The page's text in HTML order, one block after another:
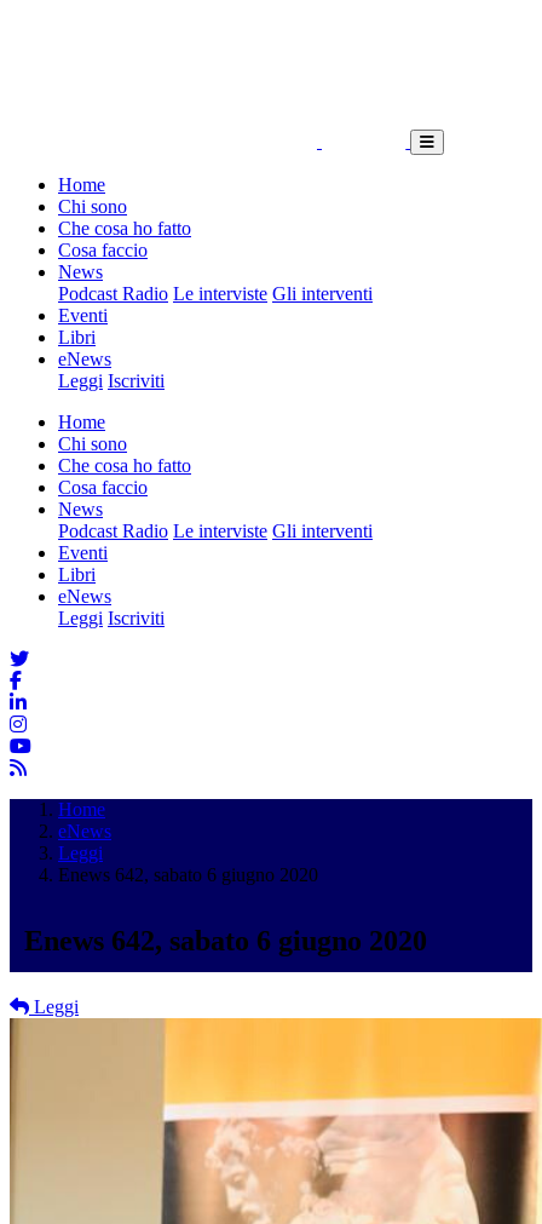
Home
Chi sono
Che cosa ho fatto
Cosa faccio
News
Podcast Radio Le interviste Gli interventi
Eventi
Libri
eNews
Leggi Iscriviti
Home
Chi sono
Che cosa ho fatto
Cosa faccio
News
Podcast Radio Le interviste Gli interventi
Eventi
Libri
eNews
Leggi Iscriviti
Home
eNews
Leggi
Enews 642, sabato 6 giugno 2020
Enews 642, sabato 6 giugno 2020
Leggi